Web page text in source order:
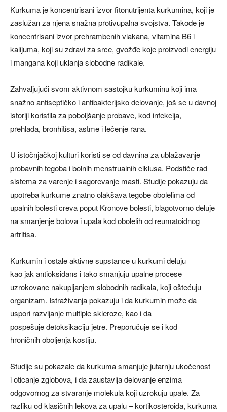
Kurkuma je koncentrisani izvor fitonutrijenta kurkumina, koji je
zaslužan za njena snažna protivupalna svojstva. Takođe je
koncentrisani izvor prehrambenih vlakana, vitamina B6 i
kalijuma, koji su zdravi za srce, gvožđe koje proizvodi energiju
i mangana koji uklanja slobodne radikale.
Zahvaljujući svom aktivnom sastojku kurkuminu koji ima
snažno antiseptičko i antibakterijsko delovanje, još se u davnoj
istoriji koristila za poboljšanje probave, kod infekcija,
prehlada, bronhitisa, astme i lečenje rana.
U istočnjačkoj kulturi koristi se od davnina za ublažavanje
probavnih tegoba i bolnih menstrualnih ciklusa. Podstiče rad
sistema za varenje i sagorevanje masti. Studije pokazuju da
upotreba kurkume znatno olakšava tegobe obolelima od
upalnih bolesti creva poput Kronove bolesti, blagotvorno deluje
na smanjenje bolova i upala kod obolelih od reumatoidnog
artritisa.
Kurkumin i ostale aktivne supstance u kurkumi deluju
kao jak antioksidans i tako smanjuju upalne procese
uzrokovane nakupljanjem slobodnih radikala, koji oštećuju
organizam. Istraživanja pokazuju i da kurkumin može da
uspori razvijanje multiple skleroze, kao i da
pospešuje detoksikaciju jetre. Preporučuje se i kod
hroničnih oboljenja kostiju.
Studije su pokazale da kurkuma smanjuje jutarnju ukočenost
i oticanje zglobova, i da zaustavlja delovanje enzima
odgovornog za stvaranje molekula koji uzrokuju upale. Za
razliku od klasičnih lekova za upalu – kortikosteroida, kurkuma